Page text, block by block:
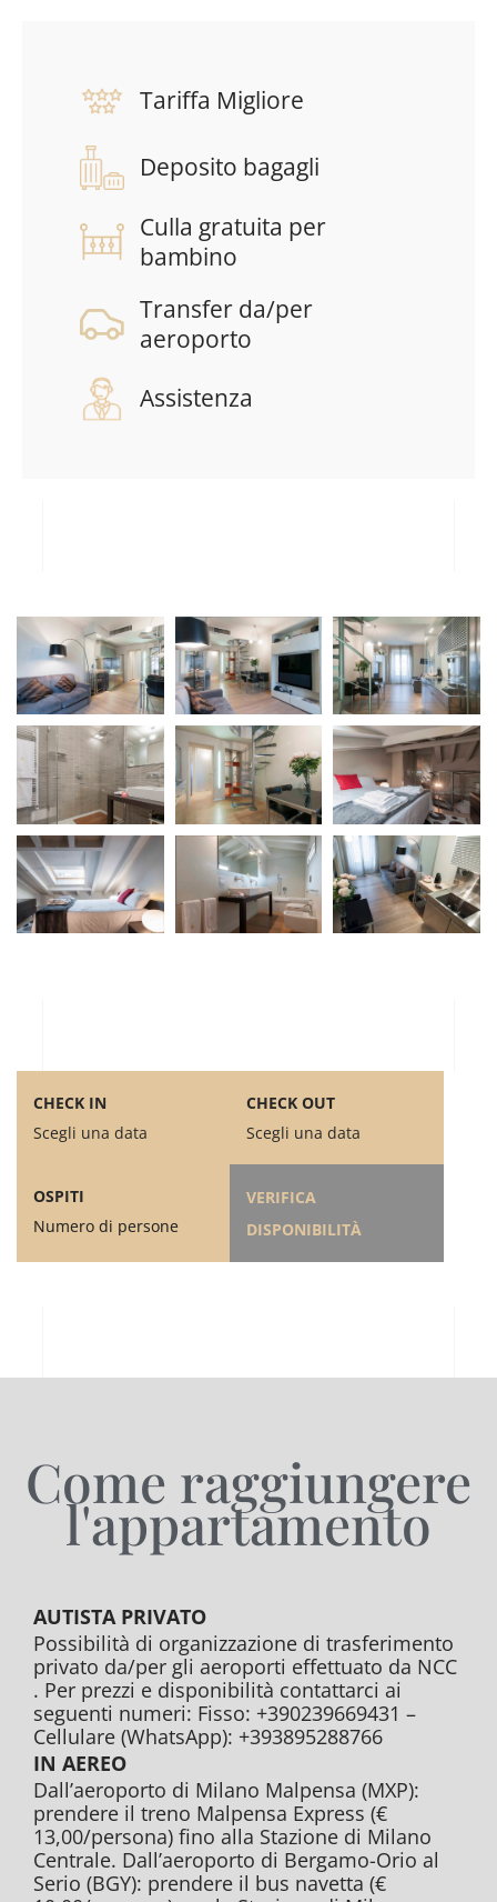
Tariffa Migliore
Deposito bagagli
Culla gratuita per
bambino
Transfer da/per
aeroporto
Assistenza
CHECK IN
Scegli una data
CHECK OUT
Scegli una data
OSPITI
Numero di persone
VERIFICA
DISPONIBILITÀ
Come raggiungere
l'appartamento
AUTISTA PRIVATO
Possibilità di organizzazione di trasferimento
privato da/per gli aeroporti effettuato da NCC
. Per prezzi e disponibilità contattarci ai
seguenti numeri: Fisso: +390239669431 –
Cellulare (WhatsApp): +393895288766
IN AEREO
Dall’aeroporto di Milano Malpensa (MXP):
prendere il treno Malpensa Express (€
13,00/persona) fino alla Stazione di Milano
Centrale. Dall’aeroporto di Bergamo-Orio al
Serio (BGY): prendere il bus navetta (€